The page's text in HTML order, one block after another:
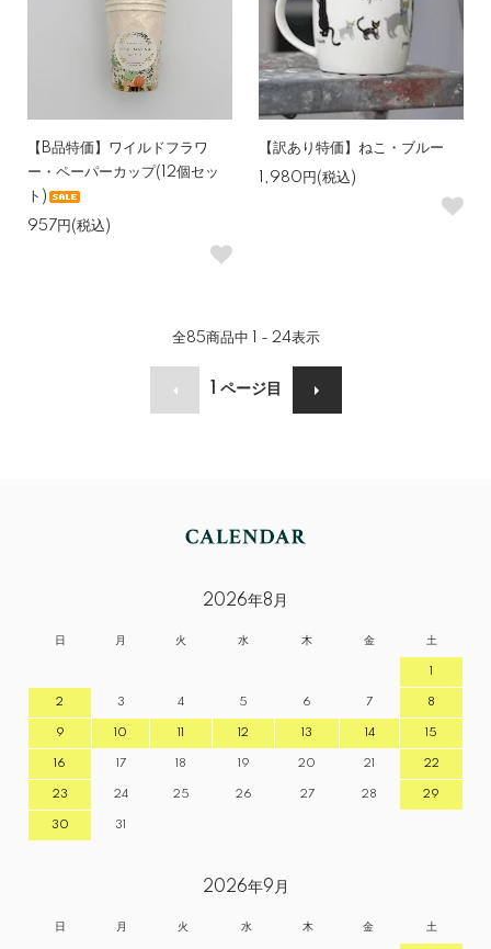
【B品特価】ワイルドフラワ
ー・ペーパーカップ(12個セッ
ト)
957円(税込)
【訳あり特価】ねこ・ブルー
1,980円(税込)
全85商品中 1 - 24表示
ページ目
2026年8月
日 月 火 水 木 金 土
1
2 3 4 5 6 7 8
9 10 11 12 13 14 15
16 17 18 19 20 21 22
23 24 25 26 27 28 29
30 31
2026年9月
日 月 火 水 木 金 土